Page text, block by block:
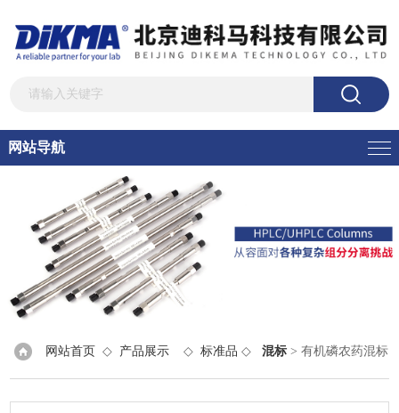
网站导航
网站首页 ◇ 产品展示 ◇标准品 ◇混标 > 有机磷农药混标
（6种化合物-1）